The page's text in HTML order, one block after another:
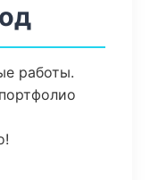
работы.